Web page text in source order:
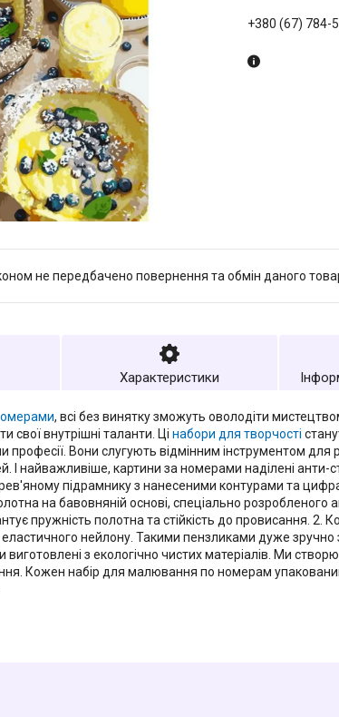
+380 (67) 784-
не передбачено повернення та обмін даного
Характеристики
, всі без винятку зможуть оволодіти
свої внутрішні таланти. Ці набори для творчості
професії. Вони слугують відмінним інструментом для
І найважливіше, картини за номерами наділені
підрамнику з нанесеними контурами та
на бавовняній основі, спеціально розробленого
пружність полотна та стійкість до провисання. 2.
еластичного нейлону. Такими пензликами дуже зручно
з екологічно чистих матеріалів. Ми
Кожен набір для малювання по номерам